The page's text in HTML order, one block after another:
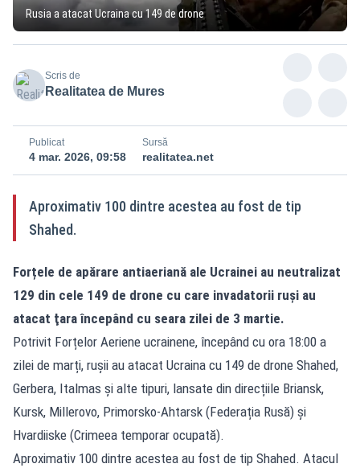
Rusia a atacat Ucraina cu 149 de drone
Scris de
Realitatea de Mures
Publicat
4 mar. 2026, 09:58
Sursă
realitatea.net
Aproximativ 100 dintre acestea au fost de tip
Shahed.
Forțele de apărare antiaeriană ale Ucrainei au neutralizat
129 din cele 149 de drone cu care invadatorii ruși au
atacat ţara începând cu seara zilei de 3 martie.
Potrivit Forțelor Aeriene ucrainene, începând cu ora 18:00 a
zilei de marți, rușii au atacat Ucraina cu 149 de drone Shahed,
Gerbera, Italmas și alte tipuri, lansate din direcțiile Briansk,
Kursk, Millerovo, Primorsko-Ahtarsk (Federația Rusă) și
Hvardiiske (Crimeea temporar ocupată).
Aproximativ 100 dintre acestea au fost de tip Shahed. Atacul